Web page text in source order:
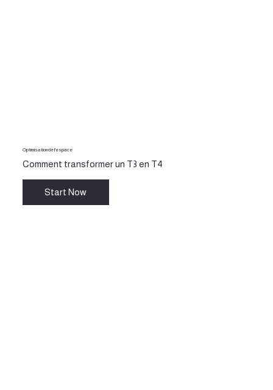
Optimisation de l'espace
Comment transformer un T3 en T4
Start Now